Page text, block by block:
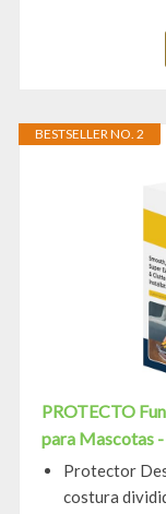
BESTSELLER NO. 2
PROTECTO
para Mascotas -
Protector
costura